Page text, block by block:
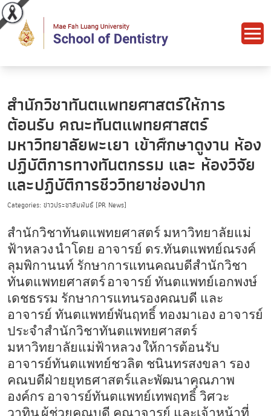
สำนักวิชาทันตแพทยศาสตร์ให้การ
ต้อนรับ คณะทันตแพทยศาสตร์
มหาวิทยาลัยพะเยา เข้าศึกษาดูงาน ห้อง
ปฏิบัติการทางทันตกรรม และ ห้องวิจัย
และปฏิบัติการชีววิทยาช่องปาก
Categories: ข่าวประชาสัมพันธ์ (PR News)
สำนักวิชาทันตแพทยศาสตร์ มหาวิทยาลัยแม่
ฟ้าหลวง นำโดย อาจารย์ ดร.ทันตแพทย์ณรงค์
ลุมพิกานนท์ รักษาการแทนคณบดีสำนักวิชา
ทันตแพทยศาสตร์อาจารย์ ทันตแพทย์เอกพงษ์
เดชธรรม รักษาการแทนรองคณบดี และ
อาจารย์ ทันตแพทย์พันฤทธิ์ ทองมาเอง อาจารย์
ประจำสำนักวิชาทันตแพทยศาสตร์
มหาวิทยาลัยแม่ฟ้าหลวงให้การต้อนรับ
อาจารย์ทันตแพทย์ชวลิต ชนินทรสงขลา รอง
คณบดีฝ่ายยุทธศาสตร์และพัฒนาคุณภาพ
องค์กร อาจารย์ทันตแพทย์เทพฤทธิ์ วิศวะ